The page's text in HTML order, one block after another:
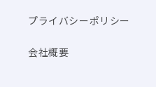
プライバシーポリシー
会社概要